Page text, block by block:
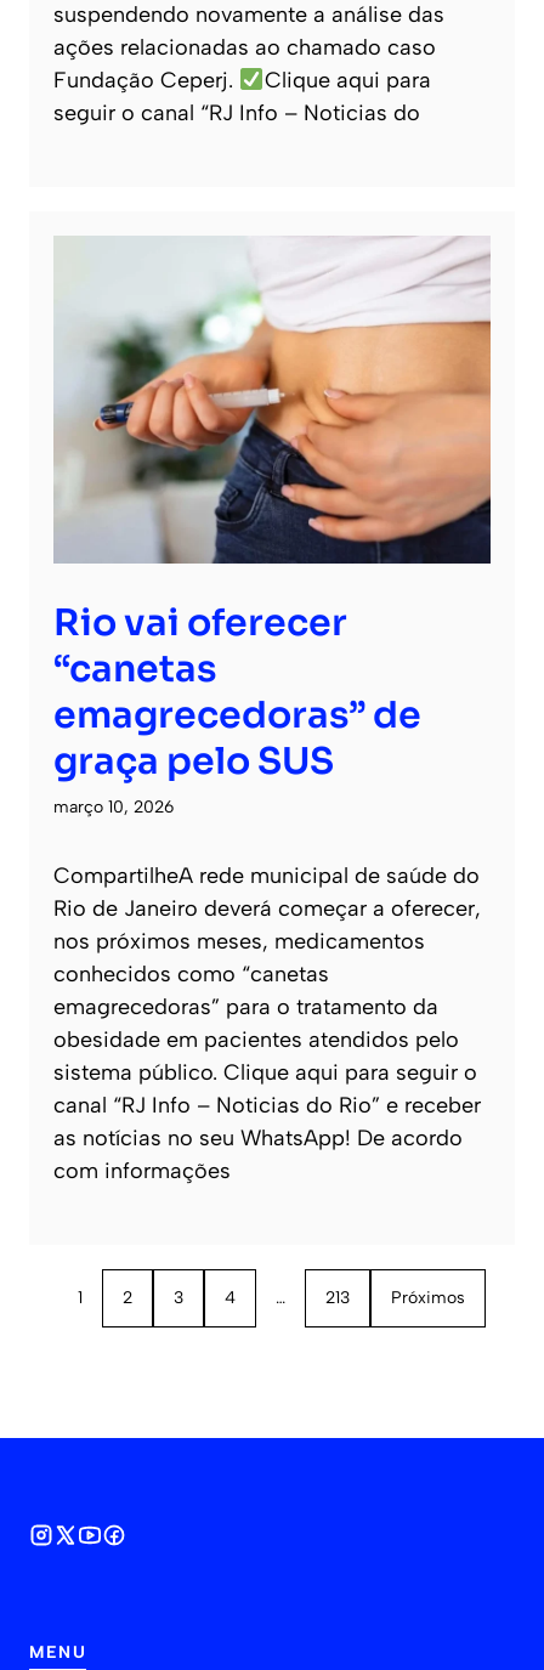
suspendendo novamente a análise das
ações relacionadas ao chamado caso
Fundação Ceperj.
Clique aqui para
seguir o canal “RJ Info – Noticias do
Rio vai oferecer
“canetas
emagrecedoras” de
graça pelo SUS
março 10, 2026
CompartilheA rede municipal de saúde do
Rio de Janeiro deverá começar a oferecer,
nos próximos meses, medicamentos
conhecidos como “canetas
emagrecedoras” para o tratamento da
obesidade em pacientes atendidos pelo
sistema público. Clique aqui para seguir o
canal “RJ Info – Noticias do Rio” e receber
as notícias no seu WhatsApp! De acordo
com informações
1 2 3 4 … 213 Próximos
MENU